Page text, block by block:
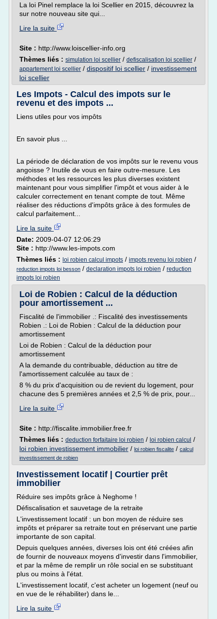
La loi Pinel remplace la loi Scellier en 2015, découvrez la
sur notre nouveau site qui...
Lire la suite
Site : http://www.loiscellier-info.org
Thèmes liés : simulation loi scellier / defiscalisation loi scellier /
appartement loi scellier / dispositif loi scellier / investissement
loi scellier
Les Impots - Calcul des impots sur le
revenu et des impots ...
Liens utiles pour vos impôts
En savoir plus ...
La période de déclaration de vos impôts sur le revenu vous
angoisse ? Inutile de vous en faire outre-mesure. Les
méthodes et les ressources les plus diverses existent
maintenant pour vous simplifier l'impôt et vous aider à le
calculer correctement en tenant compte de tout. Même
réaliser des réductions d'impôts grâce à des formules de
calcul parfaitement...
Lire la suite
Date: 2009-04-07 12:06:29
Site : http://www.les-impots.com
Thèmes liés : loi robien calcul impots / impots revenu loi robien /
reduction impots loi besson / declaration impots loi robien / reduction
impots loi robien
Loi de Robien : Calcul de la déduction
pour amortissement ...
Fiscalité de l'immobilier .: Fiscalité des investissements
Robien .: Loi de Robien : Calcul de la déduction pour
amortissement
Loi de Robien : Calcul de la déduction pour
amortissement
A la demande du contribuable, déduction au titre de
l'amortissement calculée au taux de :
8 % du prix d'acquisition ou de revient du logement, pour
chacune des 5 premières années et 2,5 % de prix, pour...
Lire la suite
Site : http://fiscalite.immobilier.free.fr
Thèmes liés : deduction forfaitaire loi robien / loi robien calcul /
loi robien investissement immobilier / loi robien fiscalite / calcul
investissement de robien
Investissement locatif | Courtier prêt
immobilier
Réduire ses impôts grâce à Neghome !
Défiscalisation et sauvetage de la retraite
L'investissement locatif : un bon moyen de réduire ses
impôts et préparer sa retraite tout en préservant une partie
importante de son capital.
Depuis quelques années, diverses lois ont été créées afin
de fournir de nouveaux moyens d'investir dans l'immobilier,
et par la même de remplir un rôle social en se substituant
plus ou moins à l'état.
L'investissement locatif, c'est acheter un logement (neuf ou
en vue de le réhabiliter) dans le...
Lire la suite